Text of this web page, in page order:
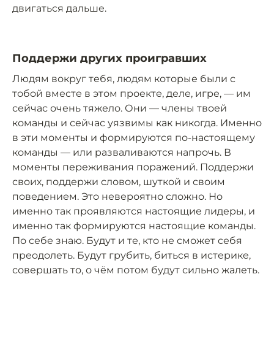
двигаться дальше.
Поддержи других проигравших
Людям вокруг тебя, людям которые были с
тобой вместе в этом проекте, деле, игре, — им
сейчас очень тяжело. Они — члены твоей
команды и сейчас уязвимы как никогда. Именно
в эти моменты и формируются по-настоящему
команды — или разваливаются напрочь. В
моменты переживания поражений. Поддержи
своих, поддержи словом, шуткой и своим
поведением. Это невероятно сложно. Но
именно так проявляются настоящие лидеры, и
именно так формируются настоящие команды.
По себе знаю. Будут и те, кто не сможет себя
преодолеть. Будут грубить, биться в истерике,
совершать то, о чём потом будут сильно жалеть.